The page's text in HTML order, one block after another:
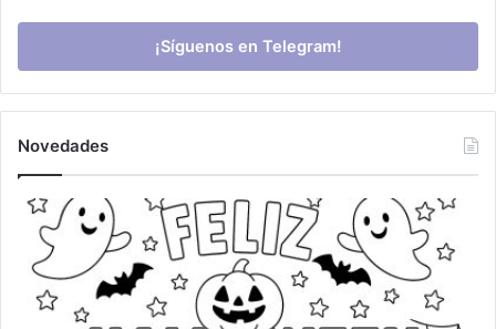
¡Síguenos en Telegram!
Novedades